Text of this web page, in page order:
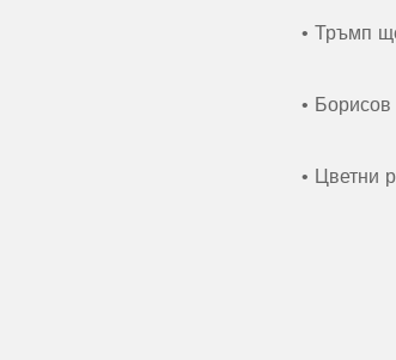
• Тръмп
•
• Цветни